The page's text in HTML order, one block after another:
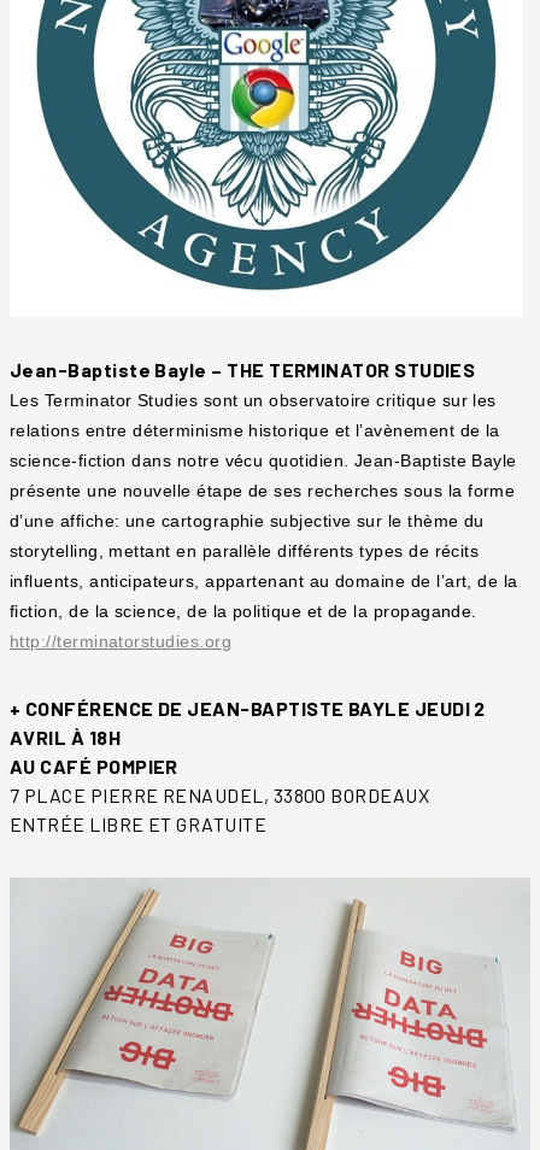
Jean-Baptiste Bayle – THE TERMINATOR STUDIES
Les Terminator Studies sont un observatoire critique sur les
relations entre déterminisme historique et l’avènement de la
science-fiction dans notre vécu quotidien. Jean-Baptiste Bayle
présente une nouvelle étape de ses recherches sous la forme
d’une affiche: une cartographie subjective sur le thème du
storytelling, mettant en parallèle différents types de récits
influents, anticipateurs, appartenant au domaine de l’art, de la
fiction, de la science, de la politique et de la propagande.
http://terminatorstudies.org
+ CONFÉRENCE DE JEAN-BAPTISTE BAYLE JEUDI 2
AVRIL À 18H
AU CAFÉ POMPIER
7 PLACE PIERRE RENAUDEL, 33800 BORDEAUX
ENTRÉE LIBRE ET GRATUITE